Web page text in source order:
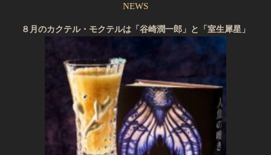
NEWS
８月のカクテル・モクテルは「谷崎潤一郎」と「室生犀星」